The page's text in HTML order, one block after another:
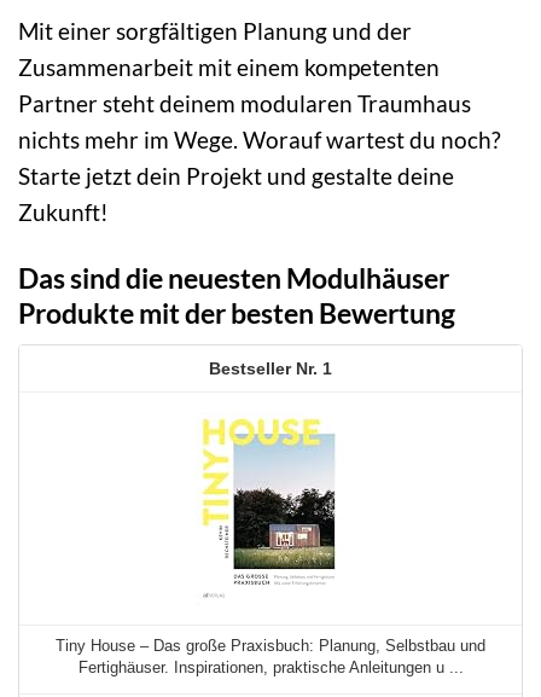
Mit einer sorgfältigen Planung und der
Zusammenarbeit mit einem kompetenten
Partner steht deinem modularen Traumhaus
nichts mehr im Wege. Worauf wartest du noch?
Starte jetzt dein Projekt und gestalte deine
Zukunft!
Das sind die neuesten Modulhäuser
Produkte mit der besten Bewertung
1
Tiny House – Das große Praxisbuch: Planung, Selbstbau und
Fertighäuser. Inspirationen, praktische Anleitungen u ...